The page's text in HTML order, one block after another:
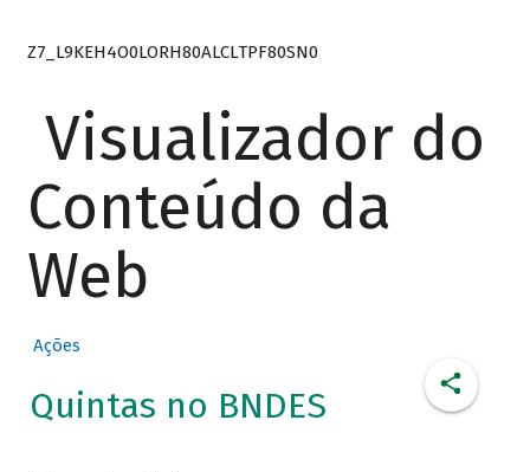
Z7_L9KEH4O0LORH80ALCLTPF80SN0
Visualizador do
Conteúdo da
Web
Ações
Quintas no BNDES